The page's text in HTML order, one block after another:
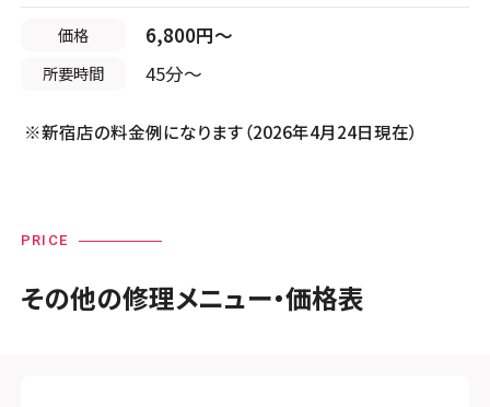
スマホスピタル 小田原
スマホスピタル たまプラーザ駅前
店舗ページへ 店舗に電話
価格 6,800円〜
所要時間 45分〜
※新宿店の料金例になります（2026年4月24日現在）
PRICE
その他の修理メニュー・価格表